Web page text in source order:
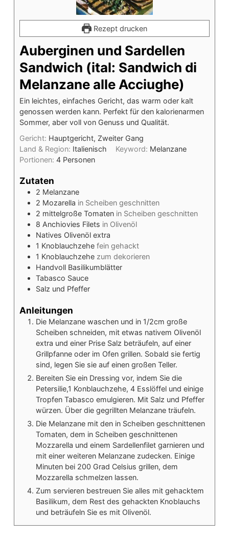
Rezept drucken
Auberginen und Sardellen
Sandwich (ital: Sandwich di
Melanzane alle Acciughe)
Ein leichtes, einfaches Gericht, das warm oder kalt
genossen werden kann. Perfekt für den kalorienarmen
Sommer, aber voll von Genuss und Qualität.
Gericht: Hauptgericht, Zweiter Gang
Land & Region: Italienisch Keyword: Melanzane
Portionen: 4 Personen
Zutaten
2 Melanzane
2 Mozarella in Scheiben geschnitten
2 mittelgroße Tomaten in Scheiben geschnitten
8 Anchiovies Filets in Olivenöl
Natives Olivenöl extra
1 Knoblauchzehe fein gehackt
1 Knoblauchzehe zum dekorieren
Handvoll Basilikumblätter
Tabasco Sauce
Salz und Pfeffer
Anleitungen
Die Melanzane waschen und in 1/2cm große
Scheiben schneiden, mit etwas nativem Olivenöl
extra und einer Prise Salz beträufeln, auf einer
Grillpfanne oder im Ofen grillen. Sobald sie fertig
sind, legen Sie sie auf einen großen Teller.
Bereiten Sie ein Dressing vor, indem Sie die
Petersilie,1 Konblauchzehe, 4 Esslöffel und einige
Tropfen Tabasco emulgieren. Mit Salz und Pfeffer
würzen. Über die gegrillten Melanzane träufeln.
Die Melanzane mit den in Scheiben geschnittenen
Tomaten, dem in Scheiben geschnittenen
Mozzarella und einem Sardellenfilet garnieren und
mit einer weiteren Melanzane zudecken. Einige
Minuten bei 200 Grad Celsius grillen, dem
Mozzarella schmelzen lassen.
Zum servieren bestreuen Sie alles mit gehacktem
Basilikum, dem Rest des gehackten Knoblauchs
und beträufeln Sie es mit Olivenöl.